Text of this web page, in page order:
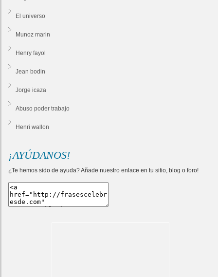
El universo
Munoz marin
Henry fayol
Jean bodin
Jorge icaza
Abuso poder trabajo
Henri wallon
¡AYÚDANOS!
¿Te hemos sido de ayuda? Añade nuestro enlace en tu sitio, blog o foro!